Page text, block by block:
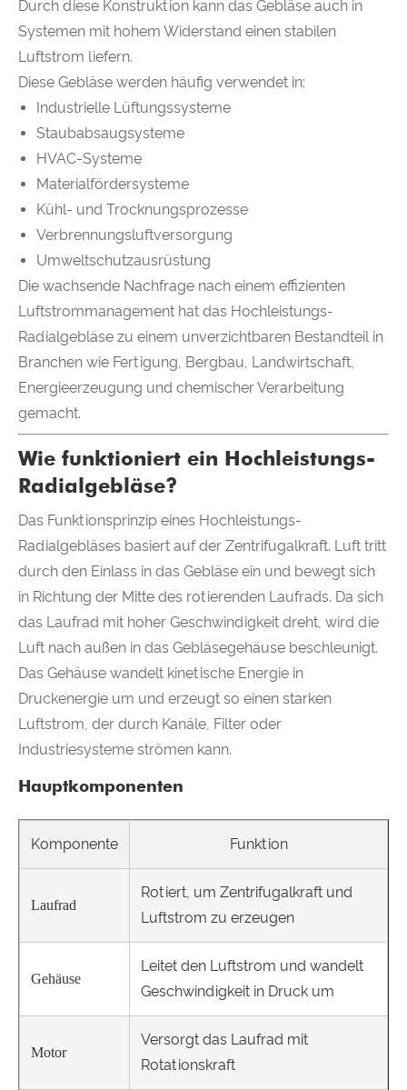
Durch diese Konstruktion kann das Gebläse auch in
Systemen mit hohem Widerstand einen stabilen
Luftstrom liefern.
Diese Gebläse werden häufig verwendet in:
Industrielle Lüftungssysteme
Staubabsaugsysteme
HVAC-Systeme
Materialfördersysteme
Kühl- und Trocknungsprozesse
Verbrennungsluftversorgung
Umweltschutzausrüstung
Die wachsende Nachfrage nach einem effizienten
Luftstrommanagement hat das Hochleistungs-
Radialgebläse zu einem unverzichtbaren Bestandteil in
Branchen wie Fertigung, Bergbau, Landwirtschaft,
Energieerzeugung und chemischer Verarbeitung
gemacht.
Wie funktioniert ein Hochleistungs-
Radialgebläse?
Das Funktionsprinzip eines Hochleistungs-
Radialgebläses basiert auf der Zentrifugalkraft. Luft tritt
durch den Einlass in das Gebläse ein und bewegt sich
in Richtung der Mitte des rotierenden Laufrads. Da sich
das Laufrad mit hoher Geschwindigkeit dreht, wird die
Luft nach außen in das Gebläsegehäuse beschleunigt.
Das Gehäuse wandelt kinetische Energie in
Druckenergie um und erzeugt so einen starken
Luftstrom, der durch Kanäle, Filter oder
Industriesysteme strömen kann.
Hauptkomponenten
Komponente Funktion
Laufrad
Rotiert, um Zentrifugalkraft und
Luftstrom zu erzeugen
Gehäuse
Leitet den Luftstrom und wandelt
Geschwindigkeit in Druck um
Motor
Versorgt das Laufrad mit
Rotationskraft